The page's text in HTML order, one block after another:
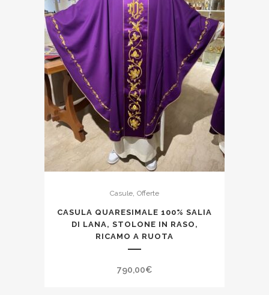
era:
295,00€.
è:
275,00€.
Casule Offerte
CASULA QUARESIMALE 100% SALIA
DI LANA, STOLONE IN RASO,
RICAMO A RUOTA
790,00€